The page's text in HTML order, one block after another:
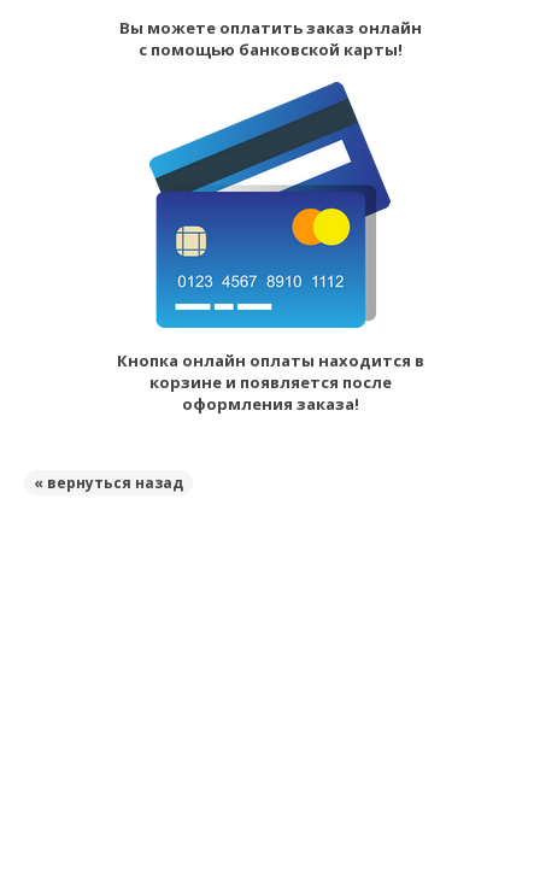
Вы можете оплатить заказ онлайн
с помощью банковской карты!
Кнопка онлайн оплаты находится в
корзине и появляется после
оформления заказа!
« вернуться назад